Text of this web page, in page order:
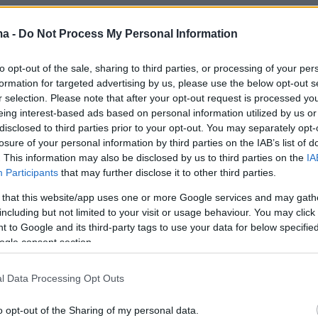
- Do Not Process My Personal Information
opt-out of the sale, sharing to third parties, or processing of your
for targeted advertising by us, please use the below opt-out
selection. Please note that after your opt-out request is processed
interest-based ads based on personal information utilized by us
to third parties prior to your opt-out. You may separately
of your personal information by third parties on the IAB’s list of
This information may also be disclosed by us to third parties on the
Participants that may further disclose it to other third parties.
that this website/app uses one or more Google services and may
but not limited to your visit or usage behaviour. You may
to Google and its third-party tags to use your data for below
consent section.
Data Processing Opt Outs
opt-out of the Sharing of my personal data.
στον ΟΗΕ: Θέλουμε να λύσουμε το θέμα
και της ΑΟΖ με την Τουρκία - Καμία
στην Κύπρο
για τις φιλανθρωπίες που «έτρωγε»:
έλεγχο
στόχους στον Λίβανο - Στο κάδρο του
οι Χούθι